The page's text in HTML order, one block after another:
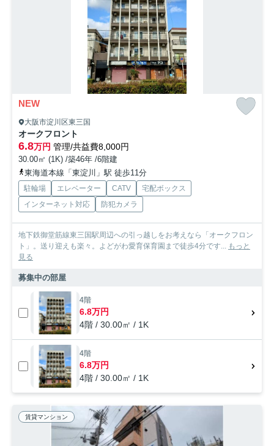
NEW
大阪市淀川区東三国
オークフロント
6.8万円 管理/共益費8,000円
30.00㎡ (1K) /築46年 /6階建
東海道本線「東淀川」駅 徒歩11分
駐輪場 エレベーター CATV
宅配ボックス
インターネット対応
防犯カメラ
地下鉄御堂筋線東三国駅周辺への引っ越しをお考えなら「オークフロン
ト」。送り迎えも楽々。よどがわ愛育保育園まで徒歩4分です... もっと
見る
募集中の部屋
4階
6.8万円
4階 / 30.00㎡ / 1K
4階
6.8万円
4階 / 30.00㎡ / 1K
賃貸マンション